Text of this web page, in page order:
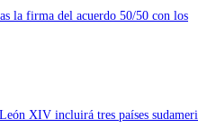
la firma del acuerdo 50/50 con los
XIV incluirá tres países